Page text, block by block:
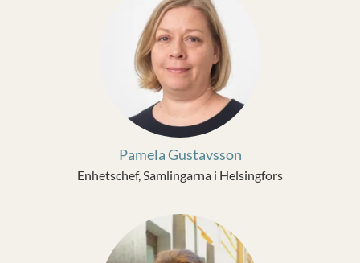
Pamela Gustavsson
Enhetschef, Samlingarna i Helsingfors